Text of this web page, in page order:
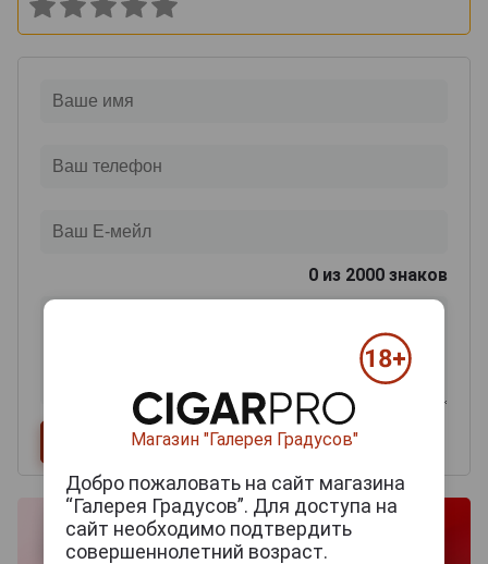
0 из 2000 знаков
Магазин "Галерея Градусов"
Добро пожаловать на сайт магазина
“Галерея Градусов”. Для доступа на
сайт необходимо подтвердить
совершеннолетний возраст.